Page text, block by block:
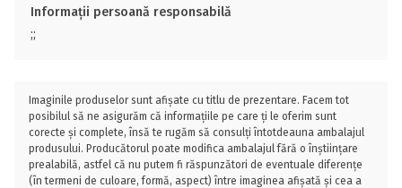
Informații persoană responsabilă
;;
Imaginile produselor sunt afișate cu titlu de prezentare. Facem tot
posibilul să ne asigurăm că informațiile pe care ți le oferim sunt
corecte și complete, însă te rugăm să consulți întotdeauna ambalajul
produsului. Producătorul poate modifica ambalajul fără o înștiințare
prealabilă, astfel că nu putem fi răspunzători de eventuale diferențe
(în termeni de culoare, formă, aspect) între imaginea afișată și cea a